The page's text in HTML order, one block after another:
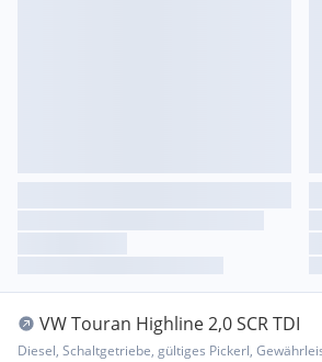
VW Touran Highline 2,0 SCR TDI
Diesel, Schaltgetriebe, gültiges Pickerl,